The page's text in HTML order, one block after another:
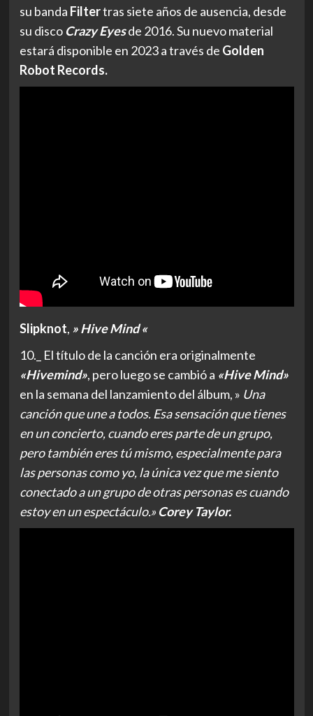
su banda Filtertras siete años de ausencia, desde
su disco Crazy Eyesde 2016. Su nuevo material
estará disponible en 2023 a través de Golden
Robot Records.
Slipknot, » Hive Mind «
10._ El título de la canción era originalmente
«Hivemind», pero luego se cambió a «Hive Mind»
en la semana del lanzamiento del álbum, » Una
canción que une a todos. Esa sensación que tienes
en un concierto, cuando eres parte de un grupo,
pero también eres tú mismo, especialmente para
las personas como yo, la única vez que me siento
conectado a un grupo de otras personas es cuando
estoy en un espectáculo.» Corey Taylor.